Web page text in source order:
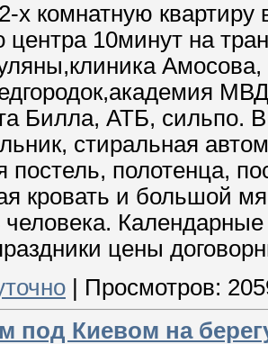
х комнатную квартиру
центра 10минут на
Билла, АТБ, сильпо.
стиральная
постель, полотенца,
кровать и большой
человека.
цены
Просмотров:
под Киевом на